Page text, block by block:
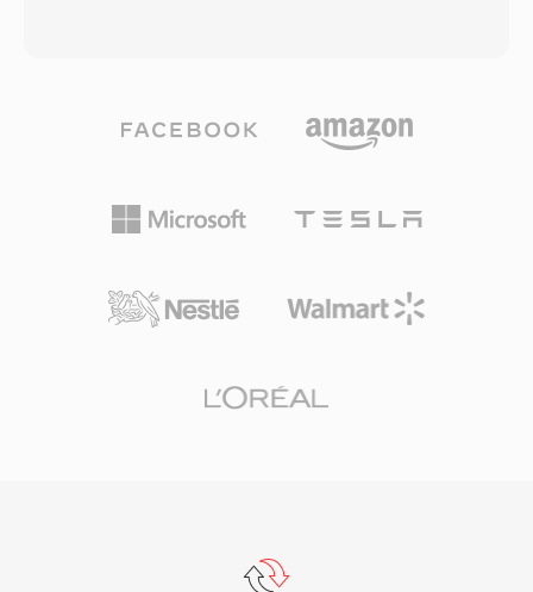
널을 지원하여 모노 음성부터 서라운드 믹스까지
혀 없다는 것으로, 게임 개발자, 스트리밍 플랫폼,
하드웨어 제조사가 로열티 우려 없이 Vorbis를 구
간 Vorbis를 주요 스트리밍 코덱으로 사용했습니
공간이 부족하고 수천 개의 효과음이 공간을 다투